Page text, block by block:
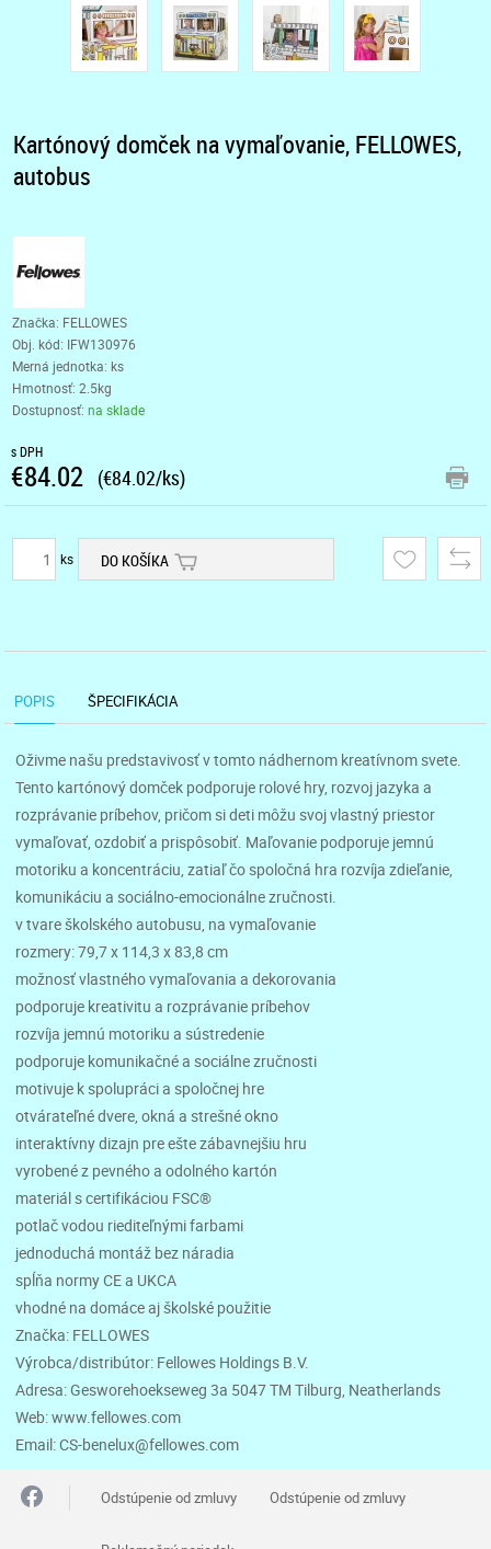
Kartónový domček na vymaľovanie, FELLOWES,
autobus
Značka: FELLOWES
Obj. kód: IFW130976
Merná jednotka: ks
Hmotnosť: 2.5kg
Dostupnosť:na sklade
s DPH
€84.02 (€84.02/ks)
ks DO KOŠÍKA
POPIS ŠPECIFIKÁCIA
Oživme našu predstavivosť v tomto nádhernom kreatívnom svete.
Tento kartónový domček podporuje rolové hry, rozvoj jazyka a
rozprávanie príbehov, pričom si deti môžu svoj vlastný priestor
vymaľovať, ozdobiť a prispôsobiť. Maľovanie podporuje jemnú
motoriku a koncentráciu, zatiaľ čo spoločná hra rozvíja zdieľanie,
komunikáciu a sociálno-emocionálne zručnosti.
v tvare školského autobusu, na vymaľovanie
rozmery: 79,7 x 114,3 x 83,8 cm
možnosť vlastného vymaľovania a dekorovania
podporuje kreativitu a rozprávanie príbehov
rozvíja jemnú motoriku a sústredenie
podporuje komunikačné a sociálne zručnosti
motivuje k spolupráci a spoločnej hre
otvárateľné dvere, okná a strešné okno
interaktívny dizajn pre ešte zábavnejšiu hru
vyrobené z pevného a odolného kartón
materiál s certifikáciou FSC®
potlač vodou riediteľnými farbami
jednoduchá montáž bez náradia
spĺňa normy CE a UKCA
vhodné na domáce aj školské použitie
Značka: FELLOWES
Výrobca/distribútor: Fellowes Holdings B.V.
Adresa: Gesworehoekseweg 3a 5047 TM Tilburg, Neatherlands
Web: www.fellowes.com
Email: CS-benelux@fellowes.com
Odstúpenie od zmluvy Odstúpenie od zmluvy